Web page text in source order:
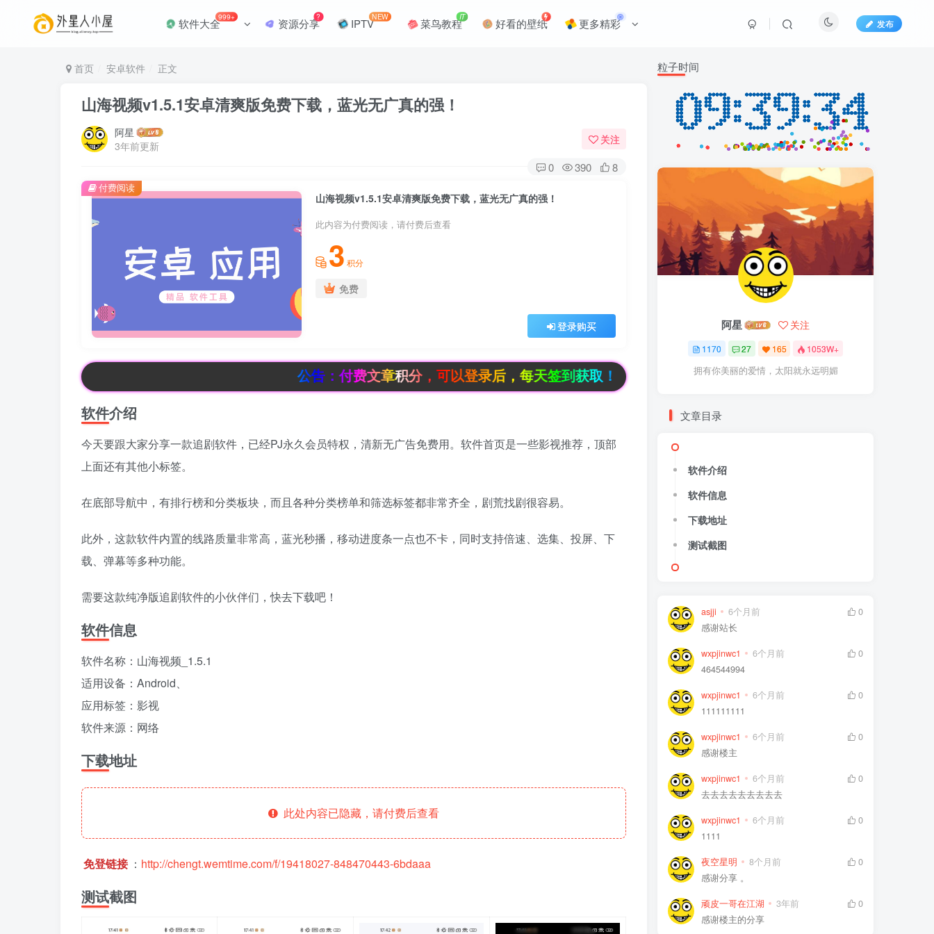
软件大全999+ 资源分享
? IPTVNEW 菜鸟教程IT 好看的壁纸 更多精彩 发布
首页 安卓软件 正文
山海视频v1.5.1安卓清爽版免费下载，蓝光无广真的强！
阿星
3年前更新
关注
0 390 8
山海视频v1.5.1安卓清爽版免费下载，蓝光无广真的强！
此内容为付费阅读，请付费后查看
3 积分
免费
登录购买
付费阅读
公告：付费文章积分，可以登录后，每天签到获取！
软件介绍
今天要跟大家分享一款追剧软件，已经PJ永久会员特权，清新无广告免费用​。软件首页是一些影视推荐，顶部
上面还有其他小标签。
在底部导航中，有排行榜和分类板块，而且各种分类榜单和筛选标签都非常齐全，剧荒找剧很容易。
此外，这款软件内置的线路质量非常高，蓝光秒播，移动进度条一点也不卡，同时支持倍速、选集、投屏、下
载、弹幕等多种功能。
需要这款纯净版追剧软件的小伙伴们，快去下载吧！
软件信息
软件名称：山海视频_1.5.1
适用设备：Android、
应用标签：影视
软件来源：网络
下载地址
此处内容已隐藏，请付费后查看
免登链接 ： http://chengt.wemtime.com/f/19418027-848470443-6bdaaa
测试截图
粒子时间
阿星 关注
1170 27 165 1053W+
拥有你美丽的爱情，太阳就永远明媚
文章目录
软件介绍
软件信息
下载地址
测试截图
asjji 6个月前
0
感谢站长
wxpjinwc1 6个月前
0
464544994
wxpjinwc1 6个月前
0
111111111
wxpjinwc1 6个月前
0
感谢楼主
wxpjinwc1 6个月前
0
去去去去去去去去去
wxpjinwc1 6个月前
0
1111
夜空星明 8个月前
0
感谢分享 。
顽皮一哥在江湖 3年前
0
感谢楼主的分享